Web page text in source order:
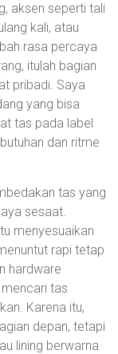
aksen seperti tali
kali, atau
rasa percaya
itulah bagian
pribadi. Saya
yang bisa
tas pada label
dan ritme
tas yang
sesaat.
menyesuaikan
rapi tetap
hardware
tas
Karena itu,
depan, tetapi
lining berwarna